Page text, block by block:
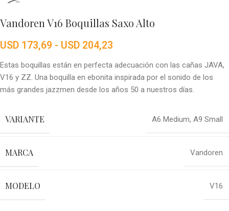
Vandoren V16 Boquillas Saxo Alto
USD 173,69 - USD 204,23
Estas boquillas están en perfecta adecuación con las cañas JAVA,
V16 y ZZ. Una boquilla en ebonita inspirada por el sonido de los
más grandes jazzmen desde los años 50 a nuestros días.
VARIANTE A6 Medium, A9 Small
MARCA Vandoren
MODELO V16